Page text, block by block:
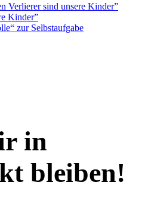
Verlierer sind unsere Kinder”
Kinder”
zur Selbstaufgabe
in
bleiben!